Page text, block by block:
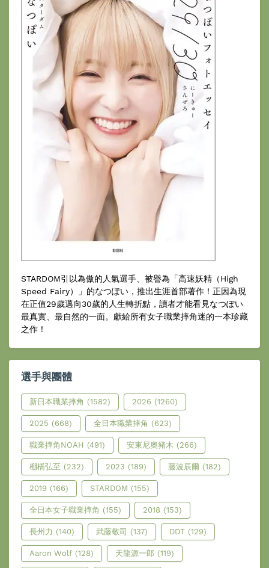
STARDOM引以為傲的人氣選手、被譽為「高速妖精（High
Speed Fairy）」的なつぽい，推出生涯首部著作！正因為現
在正值29歲邁向30歲的人生轉折點，讀者才能看見なつぽい
最真實、最自然的一面。獻給所有女子職業摔角迷的一本珍藏
之作！
選手與團體
新日本職業摔角 (1582) 2026 (1260)
2025 (668) 全日本職業摔角 (623)
職業摔角NOAH (491) 安東尼奧豬木 (266)
棚橋弘至 (232) 2023 (189) 藤波辰爾 (182)
2019 (166) STARDOM (155)
全日本女子職業摔角 (155) 2018 (153)
長州力 (140) 武藤敬司 (137) DDT (129)
Aaron Wolf (128) 天龍源一郎 (119)